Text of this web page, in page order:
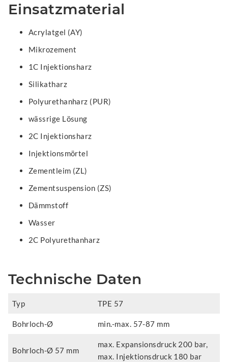
Einsatzmaterial
Acrylatgel (AY)
Mikrozement
1C Injektionsharz
Silikatharz
Polyurethanharz (PUR)
wässrige Lösung
2C Injektionsharz
Injektionsmörtel
Zementleim (ZL)
Zementsuspension (ZS)
Dämmstoff
Wasser
2C Polyurethanharz
Technische Daten
Typ TPE 57
Bohrloch-Ø min.-max. 57-87 mm
Bohrloch-Ø 57 mm
max. Expansionsdruck 200 bar,
max. Injektionsdruck 180 bar